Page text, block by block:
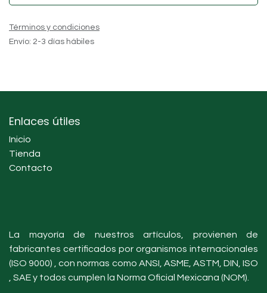
Términos y condiciones
Envío: 2-3 días hábiles
Enlaces útiles
Inicio
Tienda
Contacto
La mayoría de nuestros artículos, provienen de
fabricantes certificados por organismos internacionales
(ISO 9000) , con normas como ANSI, ASME, ASTM, DIN, ISO
, SAE y todos cumplen la Norma Oficial Mexicana (NOM).